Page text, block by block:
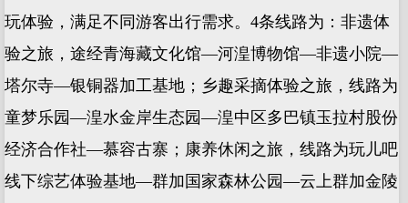
玩体验，满足不同游客出行需求。4条线路为：非遗体
验之旅，途经青海藏文化馆—河湟博物馆—非遗小院—
塔尔寺—银铜器加工基地；乡趣采摘体验之旅，线路为
童梦乐园—湟水金岸生态园—湟中区多巴镇玉拉村股份
经济合作社—慕容古寨；康养休闲之旅，线路为玩儿吧
线下综艺体验基地—群加国家森林公园—云上群加金陵